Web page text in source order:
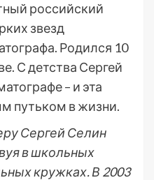
российский
звезд
Родился 10
С детства Сергей
– и эта
путьком в жизни.
Сергей Селин
в школьных
кружках. В 2003